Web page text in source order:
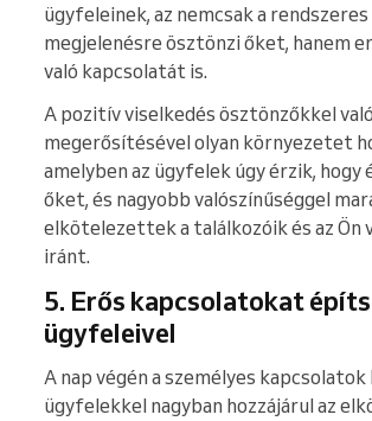
ügyfeleinek, az nemcsak a rendszeres
megjelenésre ösztönzi őket, hanem
való kapcsolatát is.
A pozitív viselkedés ösztönzőkkel való
megerősítésével olyan környezetet
amelyben az ügyfelek úgy érzik,
őket, és nagyobb valószínűséggel
elkötelezettek a találkozóik és az Ön
iránt.
5. Erős kapcsolatokat
ügyfeleivel
A nap végén a személyes
ügyfelekkel nagyban hozzájárul az